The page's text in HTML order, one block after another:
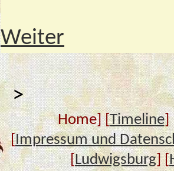
Weiter
>
Home] [Timeline]
[Impressum und
[Ludwigsburg] [